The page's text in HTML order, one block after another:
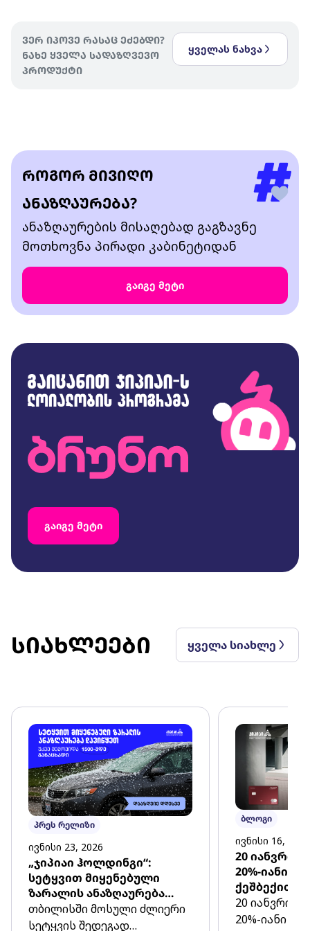
ვერ იპოვე რასაც ეძებდი?
ნახე ყველა სადაზღვევო
პროდუქტი
ყველას ნახვა
როგორ მივიღო
ანაზღაურება?
ანაზღაურების მისაღებად გაგზავნე
მოთხოვნა პირადი კაბინეტიდან
გაიგე მეტი
გაიგე მეტი
სიახლეები ყველა სიახლე
პრეს რელიზი
ივნისი 23, 2026
„ჯიპიაი ჰოლდინგი“:
სეტყვით მიყენებული
ზარალის ანაზღაურება
უკვე დავიწყეთ
თბილისში მოსული ძლიერი
სეტყვის შედეგად
ბლოგი
ივნისი 16, 2026
20
20%-იანი
ქეშბექით
20
20%-იანი